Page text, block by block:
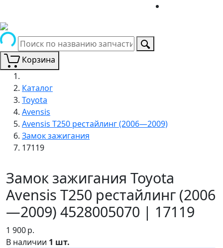
Корзина
Каталог
Toyota
Avensis
Avensis T250 рестайлинг (2006—2009)
Замок зажигания
17119
Замок зажигания Toyota
Avensis T250 рестайлинг (2006
—2009) 4528005070 | 17119
1 900р.
В наличии 1 шт.